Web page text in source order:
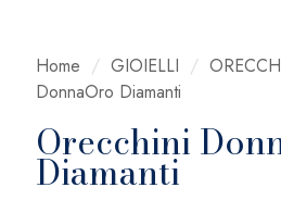
Home / GIOIELLI /
DonnaOro Diamanti
Orecchini
Diamanti